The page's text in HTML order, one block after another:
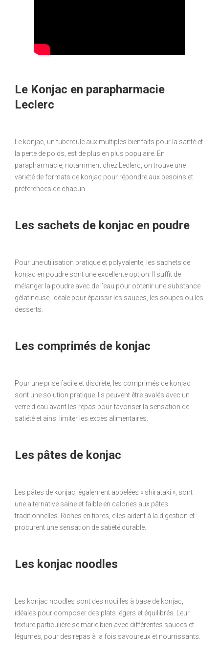
Le Konjac en parapharmacie
Leclerc
Le konjac, un tubercule aux multiples bienfaits pour la santé et
la perte de poids, est de plus en plus populaire. En
parapharmacie, notamment chez Leclerc, on trouve une
variété de formats de konjac pour répondre aux besoins et
préférences de chacun.
Les sachets de konjac en poudre
Pour une utilisation pratique et polyvalente, les sachets de
konjac en poudre sont une excellente option. Il suffit de
mélanger la poudre avec de l’eau pour obtenir une substance
gélatineuse, idéale pour épaissir les sauces, les soupes ou les
desserts.
Les comprimés de konjac
Pour une prise facile et discrète, les comprimés de konjac
sont une solution pratique. Ils peuvent être avalés avec un
verre d’eau avant les repas pour favoriser la sensation de
satiété et ainsi limiter les excès alimentaires.
Les pâtes de konjac
Les pâtes de konjac, également appelées « shirataki », sont
une alternative saine et faible en calories aux pâtes
traditionnelles. Riches en fibres, elles aident à la digestion et
procurent une sensation de satiété durable.
Les konjac noodles
Les konjac noodles sont des nouilles à base de konjac,
idéales pour composer des plats légers et équilibrés. Leur
texture particulière se marie bien avec différentes sauces et
légumes, pour des repas à la fois savoureux et nourrissants.